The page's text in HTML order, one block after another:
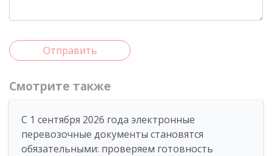
Отправить
Смотрите также
С 1 сентября 2026 года электронные
перевозочные документы становятся
обязательными: проверяем готовность